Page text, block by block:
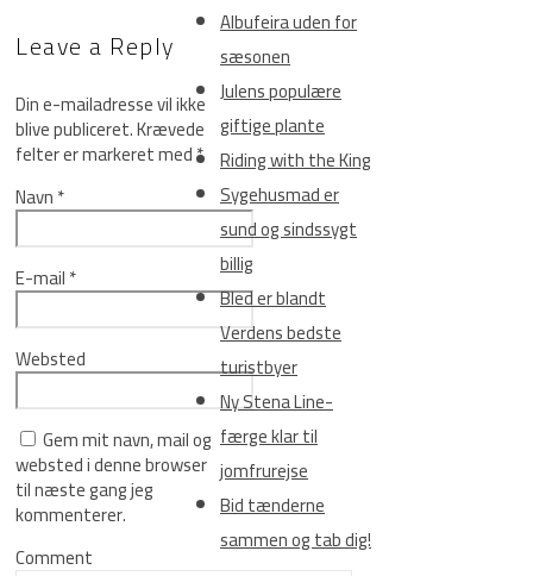
Leave a Reply
Din e-mailadresse vil ikke
blive publiceret.Krævede
felter er markeret med*
Navn*
E-mail*
Websted
Gem mit navn, mail og
websted i denne browser
til næste gang jeg
kommenterer.
Comment
Albufeira uden for
sæsonen
Julens populære
giftige plante
Riding with the King
Sygehusmad er
sund og sindssygt
billig
Bled er blandt
Verdens bedste
turistbyer
Ny Stena Line-
færge klar til
jomfrurejse
Bid tænderne
sammen og tab dig!